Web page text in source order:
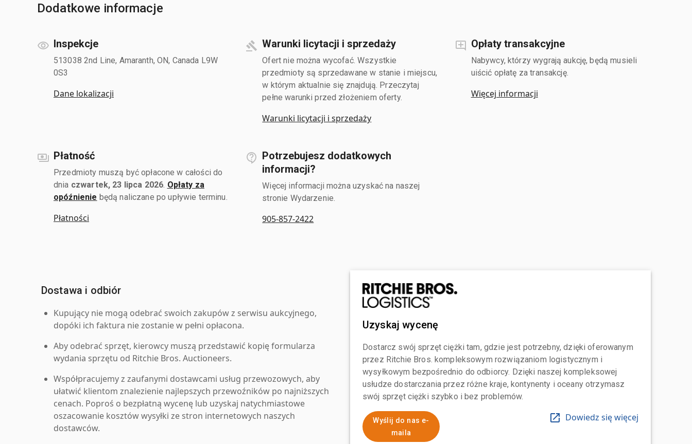
Dodatkowe informacje
Inspekcje
513038 2nd Line, Amaranth, ON, Canada L9W
0S3
Dane lokalizacji
Warunki licytacji i sprzedaży
Ofert nie można wycofać. Wszystkie
przedmioty są sprzedawane w stanie i miejscu,
w którym aktualnie się znajdują. Przeczytaj
pełne warunki przed złożeniem oferty.
Warunki licytacji i sprzedaży
Opłaty transakcyjne
Nabywcy, którzy wygrają aukcję, będą musieli
uiścić opłatę za transakcję.
Więcej informacji
Płatność
Przedmioty muszą być opłacone w całości do
dnia czwartek, 23 lipca 2026 Opłaty za
opóźnienie będą naliczane po upływie terminu.
Płatności
Potrzebujesz dodatkowych
informacji?
Więcej informacji można uzyskać na naszej
stronie Wydarzenie.
905-857-2422
Dostawa i odbiór
Kupujący nie mogą odebrać swoich zakupów z serwisu aukcyjnego,
dopóki ich faktura nie zostanie w pełni opłacona.
Aby odebrać sprzęt, kierowcy muszą przedstawić kopię formularza
wydania sprzętu od Ritchie Bros. Auctioneers.
Współpracujemy z zaufanymi dostawcami usług przewozowych, aby
ułatwić klientom znalezienie najlepszych przewoźników po najniższych
cenach. Poproś o bezpłatną wycenę lub uzyskaj natychmiastowe
oszacowanie kosztów wysyłki ze stron internetowych naszych
dostawców.
Uzyskaj wycenę
Dostarcz swój sprzęt ciężki tam, gdzie jest potrzebny, dzięki oferowanym
przez Ritchie Bros. kompleksowym rozwiązaniom logistycznym i
wysyłkowym bezpośrednio do odbiorcy. Dzięki naszej kompleksowej
usłudze dostarczania przez różne kraje, kontynenty i oceany otrzymasz
swój sprzęt ciężki szybko i bez problemów.
Wyślij do nas e-
maila
Dowiedz się więcej